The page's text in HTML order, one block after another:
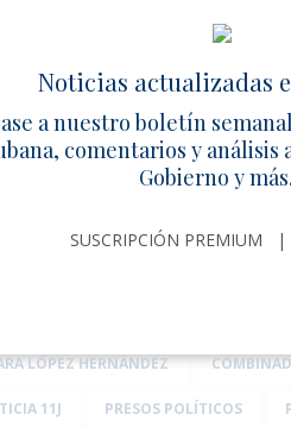
su situación.
Bárbara López compartió
vulneran las
para el tratamiento de
ellas Justicia 11J y Prisoners
relacionadas con
y otros presuntos
LÓPEZ HERNÁNDEZ
11J PRESOS POLÍTICOS
Noticias actualizadas
a nuestro boletín
comentarios y análisis
Gobierno y
SUSCRIPCIÓN PREMIUM |